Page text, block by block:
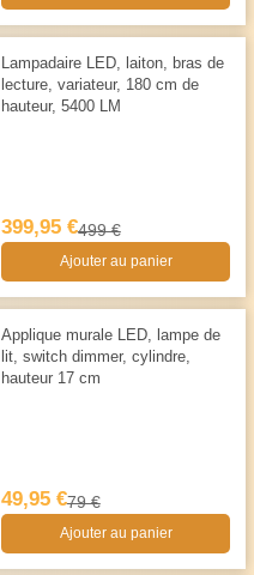
Lampadaire LED, laiton, bras de
lecture, variateur, 180 cm de
hauteur, 5400 LM
399,95 €499 €
Ajouter au panier
Applique murale LED, lampe de
lit, switch dimmer, cylindre,
hauteur 17 cm
49,95 €79 €
Ajouter au panier